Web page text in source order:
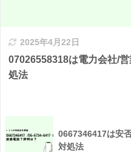
2025年4月22日
07026558318は電力会社/
処法
0667346417は安
対処法